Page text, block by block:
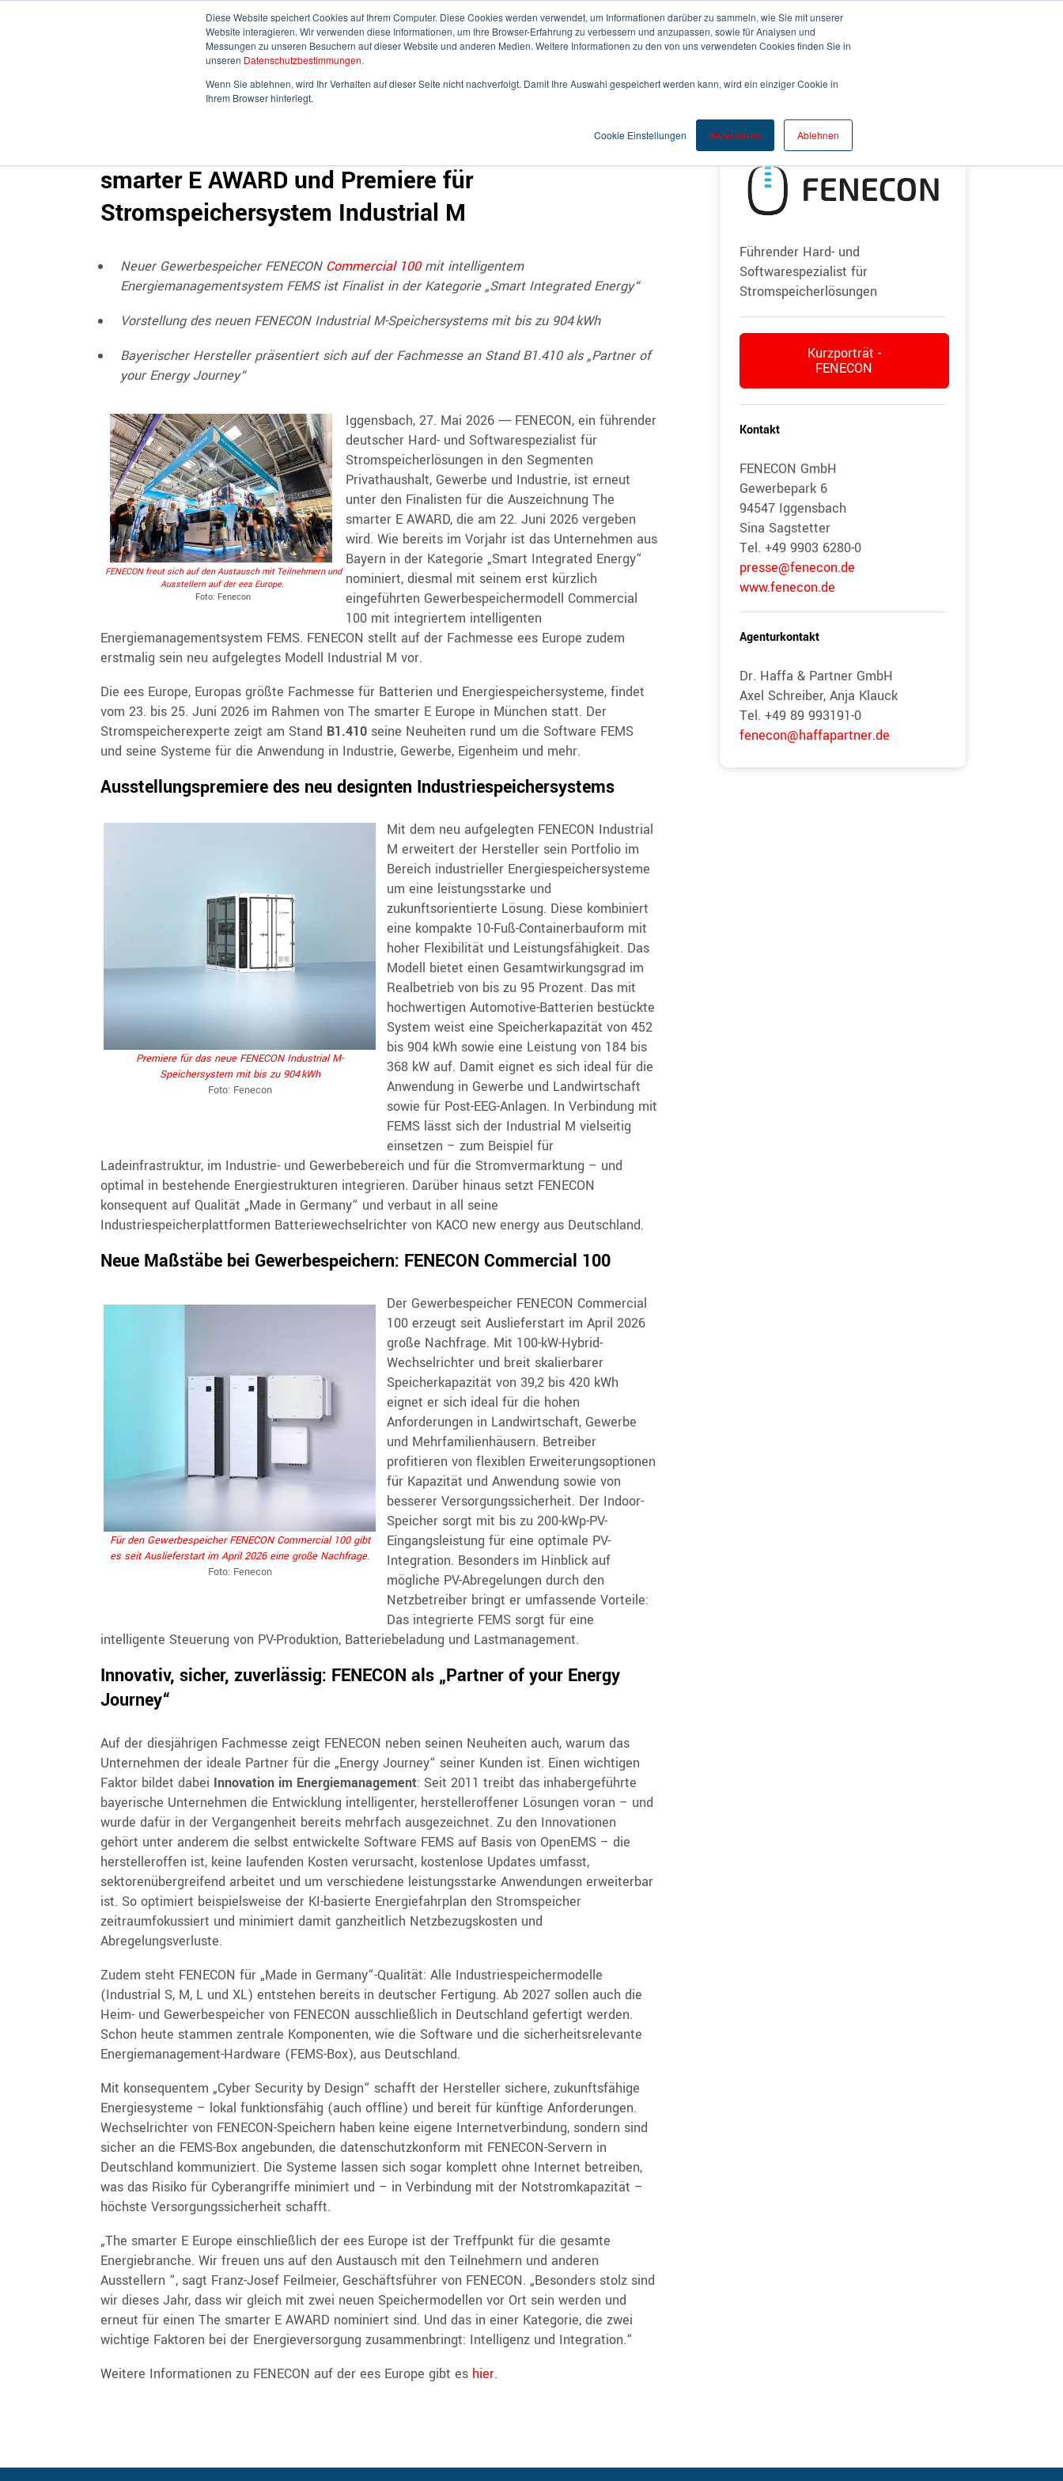
Diese Website speichert Cookies auf Ihrem Computer. Diese Cookies werden verwendet, um Informationen darüber zu sammeln, wie Sie mit unserer
Website interagieren. Wir verwenden diese Informationen, um Ihre Browser-Erfahrung zu verbessern und anzupassen, sowie für Analysen und
Messungen zu unseren Besuchern auf dieser Website und anderen Medien. Weitere Informationen zu den von uns verwendeten Cookies finden Sie in
unseren Datenschutzbestimmungen.
Wenn Sie ablehnen, wird Ihr Verhalten auf dieser Seite nicht nachverfolgt. Damit Ihre Auswahl gespeichert werden kann, wird ein einziger Cookie in
Ihrem Browser hinterlegt.
Cookie Einstellungen Akzeptieren Ablehnen
HOME ÜBER UNS LEISTUNGEN KUNDEN & EXPERTISE NEWSROOM KONTAKT
FENECON auf der ees Europe: Nominierung für The
smarter E AWARD und Premiere für
Stromspeichersystem Industrial M
Neuer Gewerbespeicher FENECON Commercial 100mit intelligentem
Energiemanagementsystem FEMS ist Finalist in der Kategorie „Smart Integrated Energy“
Vorstellung des neuen FENECON Industrial M-Speichersystems mit bis zu 904 kWh
Bayerischer Hersteller präsentiert sich auf der Fachmesse an Stand B1.410 als „Partner of
your Energy Journey“
FENECON freut sich auf den Austausch mit Teilnehmern und
Ausstellern auf der ees Europe.
Foto: Fenecon
Iggensbach, 27. Mai 2026 ---- FENECON, ein führender
deutscher Hard- und Softwarespezialist für
Stromspeicherlösungen in den Segmenten
Privathaushalt, Gewerbe und Industrie, ist erneut
unter den Finalisten für die Auszeichnung The
smarter E AWARD, die am 22. Juni 2026 vergeben
wird. Wie bereits im Vorjahr ist das Unternehmen aus
Bayern in der Kategorie „Smart Integrated Energy“
nominiert, diesmal mit seinem erst kürzlich
eingeführten Gewerbespeichermodell Commercial
100 mit integriertem intelligenten
Energiemanagementsystem FEMS. FENECON stellt auf der Fachmesse ees Europe zudem
erstmalig sein neu aufgelegtes Modell Industrial M vor.
Die ees Europe, Europas größte Fachmesse für Batterien und Energiespeichersysteme, findet
vom 23. bis 25. Juni 2026 im Rahmen von The smarter E Europe in München statt. Der
Stromspeicherexperte zeigt am Stand B1.410 seine Neuheiten rund um die Software FEMS
und seine Systeme für die Anwendung in Industrie, Gewerbe, Eigenheim und mehr.
Ausstellungspremiere des neu designten Industriespeichersystems
Premiere für das neue FENECON Industrial M-
Speichersystem mit bis zu 904 kWh
Foto: Fenecon
Mit dem neu aufgelegten FENECON Industrial
M erweitert der Hersteller sein Portfolio im
Bereich industrieller Energiespeichersysteme
um eine leistungsstarke und
zukunftsorientierte Lösung. Diese kombiniert
eine kompakte 10-Fuß-Containerbauform mit
hoher Flexibilität und Leistungsfähigkeit. Das
Modell bietet einen Gesamtwirkungsgrad im
Realbetrieb von bis zu 95 Prozent. Das mit
hochwertigen Automotive-Batterien bestückte
System weist eine Speicherkapazität von 452
bis 904 kWh sowie eine Leistung von 184 bis
368 kW auf. Damit eignet es sich ideal für die
Anwendung in Gewerbe und Landwirtschaft
sowie für Post-EEG-Anlagen. In Verbindung mit
FEMS lässt sich der Industrial M vielseitig
einsetzen – zum Beispiel für
Ladeinfrastruktur, im Industrie- und Gewerbebereich und für die Stromvermarktung – und
optimal in bestehende Energiestrukturen integrieren. Darüber hinaus setzt FENECON
konsequent auf Qualität „Made in Germany“ und verbaut in all seine
Industriespeicherplattformen Batteriewechselrichter von KACO new energy aus Deutschland.
Neue Maßstäbe bei Gewerbespeichern: FENECON Commercial 100
Für den Gewerbespeicher FENECON Commercial 100 gibt
es seit Auslieferstart im April 2026 eine große Nachfrage.
Foto: Fenecon
Der Gewerbespeicher FENECON Commercial
100 erzeugt seit Auslieferstart im April 2026
große Nachfrage. Mit 100-kW-Hybrid-
Wechselrichter und breit skalierbarer
Speicherkapazität von 39,2 bis 420 kWh
eignet er sich ideal für die hohen
Anforderungen in Landwirtschaft, Gewerbe
und Mehrfamilienhäusern. Betreiber
profitieren von flexiblen Erweiterungsoptionen
für Kapazität und Anwendung sowie von
besserer Versorgungssicherheit. Der Indoor-
Speicher sorgt mit bis zu 200-kWp-PV-
Eingangsleistung für eine optimale PV-
Integration. Besonders im Hinblick auf
mögliche PV-Abregelungen durch den
Netzbetreiber bringt er umfassende Vorteile:
Das integrierte FEMS sorgt für eine
intelligente Steuerung von PV-Produktion, Batteriebeladung und Lastmanagement.
Innovativ, sicher, zuverlässig: FENECON als „Partner of your Energy
Journey“
Auf der diesjährigen Fachmesse zeigt FENECON neben seinen Neuheiten auch, warum das
Unternehmen der ideale Partner für die „Energy Journey“ seiner Kunden ist. Einen wichtigen
Faktor bildet dabei Innovation im Energiemanagement: Seit 2011 treibt das inhabergeführte
bayerische Unternehmen die Entwicklung intelligenter, herstelleroffener Lösungen voran – und
wurde dafür in der Vergangenheit bereits mehrfach ausgezeichnet. Zu den Innovationen
gehört unter anderem die selbst entwickelte Software FEMS auf Basis von OpenEMS – die
herstelleroffen ist, keine laufenden Kosten verursacht, kostenlose Updates umfasst,
sektorenübergreifend arbeitet und um verschiedene leistungsstarke Anwendungen erweiterbar
ist. So optimiert beispielsweise der KI-basierte Energiefahrplan den Stromspeicher
zeitraumfokussiert und minimiert damit ganzheitlich Netzbezugskosten und
Abregelungsverluste.
Zudem steht FENECON für „Made in Germany“-Qualität: Alle Industriespeichermodelle
(Industrial S, M, L und XL) entstehen bereits in deutscher Fertigung. Ab 2027 sollen auch die
Heim- und Gewerbespeicher von FENECON ausschließlich in Deutschland gefertigt werden.
Schon heute stammen zentrale Komponenten, wie die Software und die sicherheitsrelevante
Energiemanagement-Hardware (FEMS-Box), aus Deutschland.
Mit konsequentem „Cyber Security by Design“ schafft der Hersteller sichere, zukunftsfähige
Energiesysteme – lokal funktionsfähig (auch offline) und bereit für künftige Anforderungen.
Wechselrichter von FENECON-Speichern haben keine eigene Internetverbindung, sondern sind
sicher an die FEMS-Box angebunden, die datenschutzkonform mit FENECON-Servern in
Deutschland kommuniziert. Die Systeme lassen sich sogar komplett ohne Internet betreiben,
was das Risiko für Cyberangriffe minimiert und – in Verbindung mit der Notstromkapazität –
höchste Versorgungssicherheit schafft.
„The smarter E Europe einschließlich der ees Europe ist der Treffpunkt für die gesamte
Energiebranche. Wir freuen uns auf den Austausch mit den Teilnehmern und anderen
Ausstellern “, sagt Franz-Josef Feilmeier, Geschäftsführer von FENECON. „Besonders stolz sind
wir dieses Jahr, dass wir gleich mit zwei neuen Speichermodellen vor Ort sein werden und
erneut für einen The smarter E AWARD nominiert sind. Und das in einer Kategorie, die zwei
wichtige Faktoren bei der Energieversorgung zusammenbringt: Intelligenz und Integration.“
Weitere Informationen zu FENECON auf der ees Europe gibt es hier.
Führender Hard- und
Softwarespezialist für
Stromspeicherlösungen
Kurzporträt -
FENECON
Kontakt
FENECON GmbH
Gewerbepark 6
94547 Iggensbach
Sina Sagstetter
Tel. +49 9903 6280-0
presse@fenecon.de
www.fenecon.de
Agenturkontakt
Dr. Haffa & Partner GmbH
Axel Schreiber, Anja Klauck
Tel. +49 89 993191-0
fenecon@haffapartner.de